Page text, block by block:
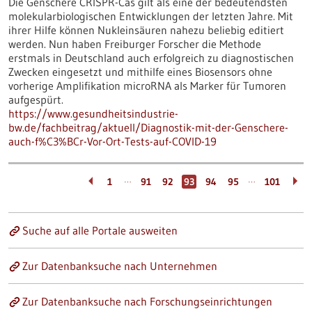
molekularbiologischen Entwicklungen der letzten Jahre. Mit
ihrer Hilfe können Nukleinsäuren nahezu beliebig editiert
werden. Nun haben Freiburger Forscher die Methode
erstmals in Deutschland auch erfolgreich zu diagnostischen
Zwecken eingesetzt und mithilfe eines Biosensors ohne
vorherige Amplifikation microRNA als Marker für Tumoren
aufgespürt.
https://www.gesundheitsindustrie-
bw.de/fachbeitrag/aktuell/Diagnostik-mit-der-Genschere-
auch-f%C3%BCr-Vor-Ort-Tests-auf-COVID-19
1 … 91 92 93 94 95 … 101
Suche auf alle Portale ausweiten
Zur Datenbanksuche nach Unternehmen
Zur Datenbanksuche nach Forschungseinrichtungen